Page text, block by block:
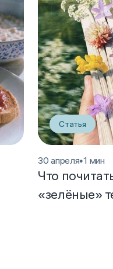
Статья
30 апреля•1 мин
Что
«зелёные»